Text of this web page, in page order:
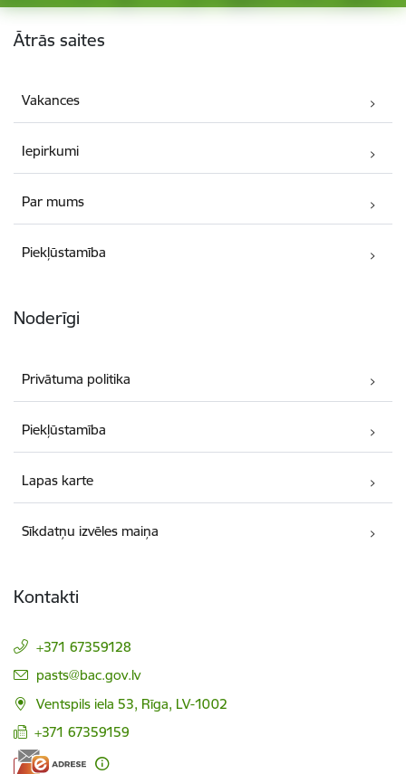
Kājene
Ātrās saites
Vakances
Iepirkumi
Par mums
Piekļūstamība
Noderīgi
Privātuma politika
Piekļūstamība
Lapas karte
Sīkdatņu izvēles maiņa
Kontakti
+371 67359128
E-pasts:
pasts@bac.gov.lv
Ventspils iela 53, Rīga, LV-1002
+371 67359159